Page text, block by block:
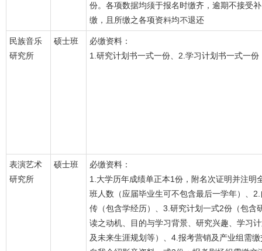
份。各项数据均须于报名时缴齐，逾期不接受补
缴，且所缴之各项资料均不退还
民族音乐
研究所
硕士班
必缴资料：
1.研究计划书一式一份、2.学习计划书一式一份
表演艺术
研究所
硕士班
必缴资料：
1.大学历年成绩单正本1份，附名次证明并注明
班人数（应届毕业生可不包含最后一学年）、2.
传（包含学经历）、3.研究计划一式2份（包含
读之动机、目的与学习背景、研究兴趣、学习
及未来生涯规划等）、4.报考营销及产业组需缴